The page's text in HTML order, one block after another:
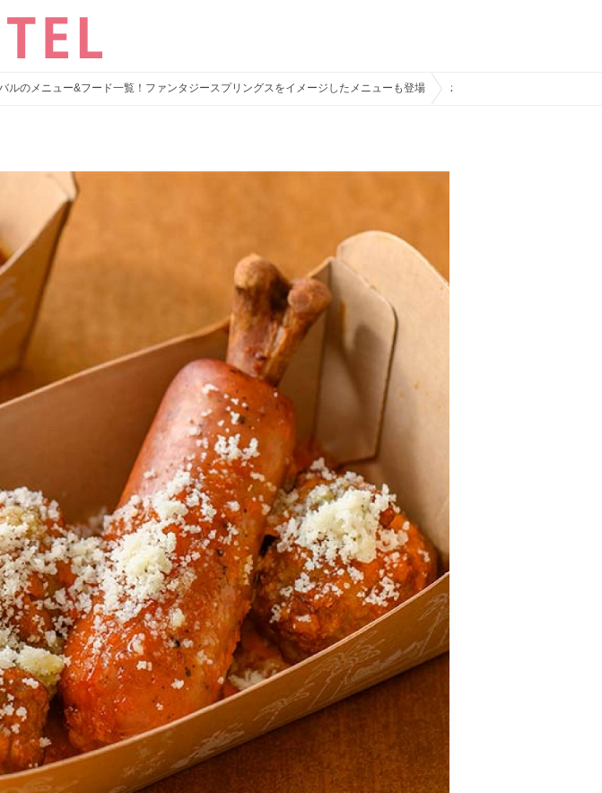
ルのメニュー&フード一覧！ファンタジースプリングスをイメージしたメニューも登場 ポルペッティ＆骨付きソーセ